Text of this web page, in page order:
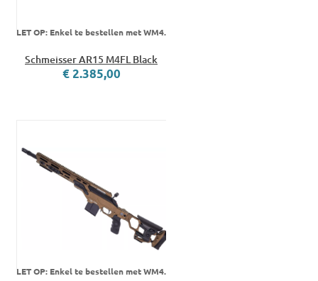
Schmeisser AR15 M4FL Black
€ 2.385,00
LET OP: Enkel te bestellen met WM4.
LET OP: Enkel te bestellen met WM4.